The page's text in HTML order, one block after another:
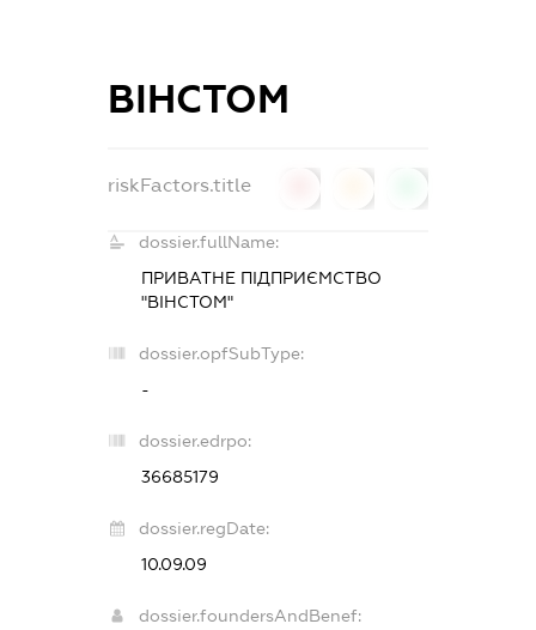
ВІНСТОМ
riskFactors.title
dossier.fullName:
ПРИВАТНЕ ПІДПРИЄМСТВО
"ВІНСТОМ"
dossier.opfSubType:
-
dossier.edrpo:
36685179
dossier.regDate:
10.09.09
dossier.foundersAndBenef: